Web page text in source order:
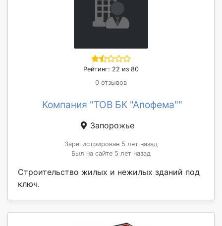
Рейтинг: 22 из 80
0 отзывов
Компания "ТОВ БК "Апофема""
Запорожье
Зарегистрирован 5 лет назад
Был на сайте 5 лет назад
Строительство жилых и нежилых зданий под
ключ.